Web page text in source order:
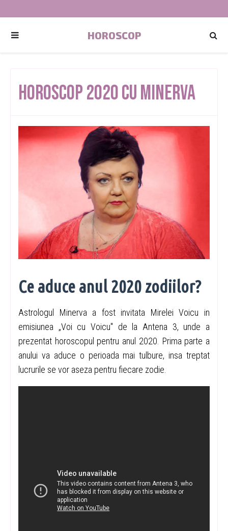
HOROSCOP
Horoscop 2020 cu Minerva
Ce aduce anul 2020 zodiilor?
Astrologul Minerva a fost invitata Mirelei Voicu in
emisiunea „Voi cu Voicu" de la Antena 3, unde a
prezentat horoscopul pentru anul 2020. Prima parte a
anului va aduce o perioada mai tulbure, insa treptat
lucrurile se vor aseza pentru fiecare zodie.